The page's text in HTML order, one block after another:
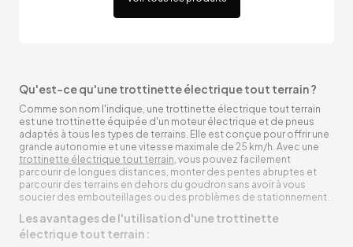
Qu'est-ce qu'une trottinette électrique tout terrain ?
Comme son nom l'indique, une trottinette électrique tout terrain
est une trottinette équipée d'un moteur électrique et de pneus
adaptés à tous les types de terrains. Elle est conçue pour offrir une
grande autonomie et une vitesse maximale de 25 km/h. Avec une
trottinette électrique tout terrain, vous pouvez facilement
parcourir de longues distances, monter des pentes abruptes et
parcourir des terrains en dehors du goudron sans avoir à vous
soucier des embouteillages ou des problèmes de stationnement.
Les avantages de l'utilisation d'une trottinette
électrique tout terrain :